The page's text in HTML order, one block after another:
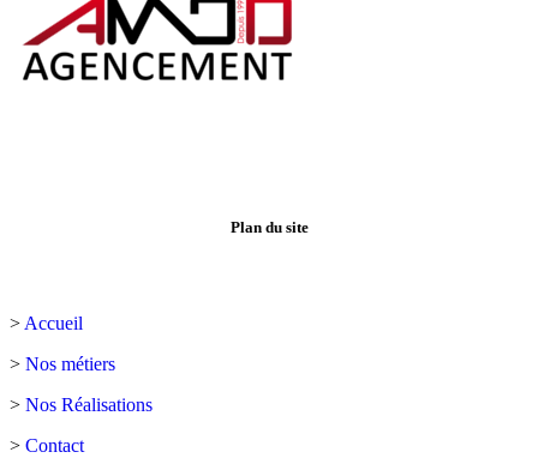
Plan du site
> Accueil
> Nos métiers
> Nos Réalisations
> Contact